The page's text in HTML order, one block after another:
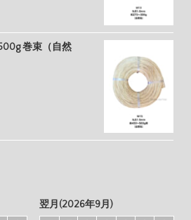
巻束（自然
翌月(2026年9月)